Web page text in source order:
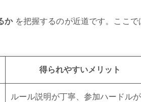
かを把握するのが近道です。ここで
得られやすいメリット
ルール説明が丁寧、参加ハードル